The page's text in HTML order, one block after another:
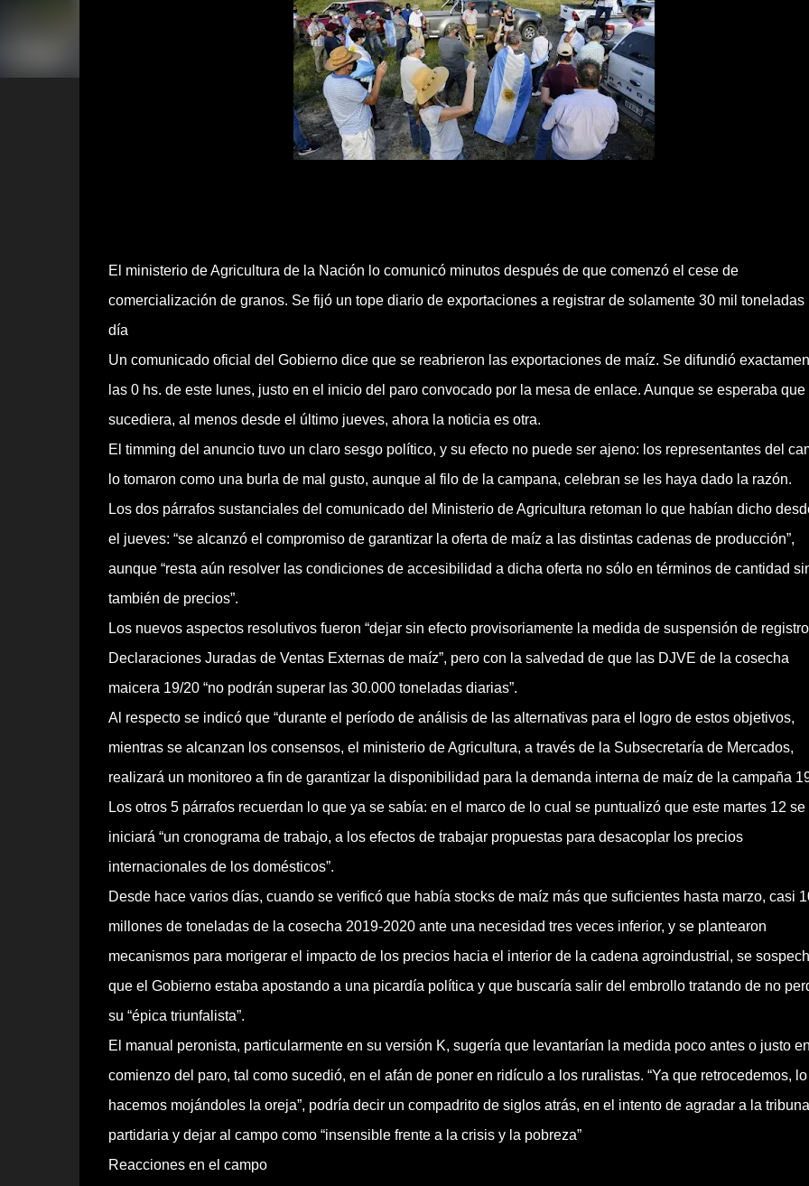
El ministerio de Agricultura de la Nación lo comunicó minutos después de que comenzó el cese de
comercialización de granos. Se fijó un tope diario de exportaciones a registrar de solamente 30 mil toneladas
día
Un comunicado oficial del Gobierno dice que se reabrieron las exportaciones de maíz. Se difundió
las 0 hs. de este lunes, justo en el inicio del paro convocado por la mesa de enlace. Aunque se esperaba que
sucediera, al menos desde el último jueves, ahora la noticia es otra.
El timming del anuncio tuvo un claro sesgo político, y su efecto no puede ser ajeno: los representantes del
lo tomaron como una burla de mal gusto, aunque al filo de la campana, celebran se les haya dado la razón.
Los dos párrafos sustanciales del comunicado del Ministerio de Agricultura retoman lo que habían dicho
el jueves: “se alcanzó el compromiso de garantizar la oferta de maíz a las distintas cadenas de producción”,
aunque “resta aún resolver las condiciones de accesibilidad a dicha oferta no sólo en términos de cantidad
también de precios”.
Los nuevos aspectos resolutivos fueron “dejar sin efecto provisoriamente la medida de suspensión de
Declaraciones Juradas de Ventas Externas de maíz”, pero con la salvedad de que las DJVE de la cosecha
maicera 19/20 “no podrán superar las 30.000 toneladas diarias”.
Al respecto se indicó que “durante el período de análisis de las alternativas para el logro de estos objetivos,
mientras se alcanzan los consensos, el ministerio de Agricultura, a través de la Subsecretaría de Mercados,
realizará un monitoreo a fin de garantizar la disponibilidad para la demanda interna de maíz de la campaña
Los otros 5 párrafos recuerdan lo que ya se sabía: en el marco de lo cual se puntualizó que este martes 12 se
iniciará “un cronograma de trabajo, a los efectos de trabajar propuestas para desacoplar los precios
internacionales de los domésticos”.
Desde hace varios días, cuando se verificó que había stocks de maíz más que suficientes hasta marzo, casi
millones de toneladas de la cosecha 2019-2020 ante una necesidad tres veces inferior, y se plantearon
mecanismos para morigerar el impacto de los precios hacia el interior de la cadena agroindustrial, se
que el Gobierno estaba apostando a una picardía política y que buscaría salir del embrollo tratando de no
su “épica triunfalista”.
El manual peronista, particularmente en su versión K, sugería que levantarían la medida poco antes o justo
comienzo del paro, tal como sucedió, en el afán de poner en ridículo a los ruralistas. “Ya que retrocedemos, lo
hacemos mojándoles la oreja”, podría decir un compadrito de siglos atrás, en el intento de agradar a la tribuna
partidaria y dejar al campo como “insensible frente a la crisis y la pobreza”
Reacciones en el campo